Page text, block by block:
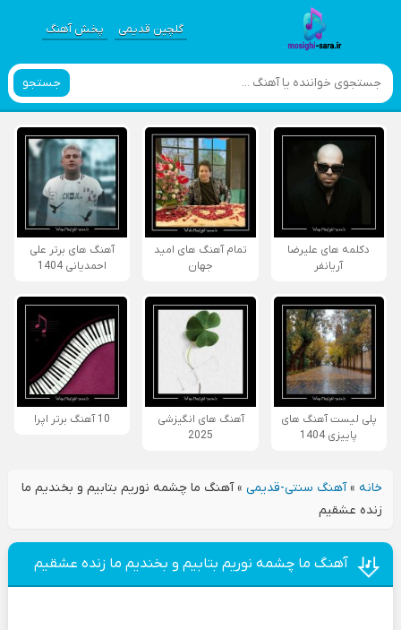
گلچین قدیمی پخش آهنگ
جستجو
دکلمه های علیرضا
آریانفر
تمام آهنگ های امید
جهان
آهنگ های برتر علی
احمدیانی 1404
پلی لیست آهنگ های
پاییزی 1404
آهنگ های انگیزشی
2025
10 آهنگ برتر اپرا
خانه»آهنگ سنتی-قدیمی»آهنگ ما چشمه نوریم بتابیم و بخندیم ما
زنده عشقیم
آهنگ ما چشمه نوریم بتابیم و بخندیم ما زنده عشقیم